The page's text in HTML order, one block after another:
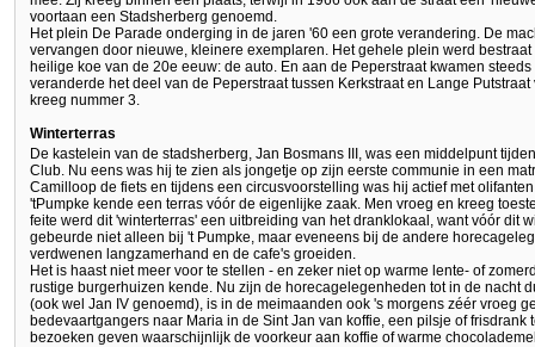
voortaan een Stadsherberg genoemd.
Het plein De Parade onderging in de jaren '60 een grote verandering. De
vervangen door nieuwe, kleinere exemplaren. Het gehele plein werd
heilige koe van de 20e eeuw: de auto. En aan de Peperstraat kwamen
veranderde het deel van de Peperstraat tussen Kerkstraat en Lange
kreeg nummer 3.
Winterterras
De kastelein van de stadsherberg, Jan Bosmans III, was een middelpunt
Club. Nu eens was hij te zien als jongetje op zijn eerste communie in een
Camilloop de fiets en tijdens een circusvoorstelling was hij actief met
'tPumpke kende een terras vóór de eigenlijke zaak. Men vroeg en kreeg
feite werd dit 'winterterras' een uitbreiding van het dranklokaal, want vóór dit
gebeurde niet alleen bij 't Pumpke, maar eveneens bij de andere
verdwenen langzamerhand en de cafe's groeiden.
Het is haast niet meer voor te stellen - en zeker niet op warme lente- of
rustige burgerhuizen kende. Nu zijn de horecagelegenheden tot in de nacht
(ook wel Jan IV genoemd), is in de meimaanden ook 's morgens zéér vroeg
bedevaartgangers naar Maria in de Sint Jan van koffie, een pilsje of
bezoeken geven waarschijnlijk de voorkeur aan koffie of warme